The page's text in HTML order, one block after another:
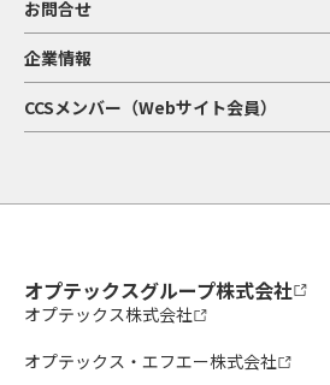
お問合せ
企業情報
CCSメンバー（Webサイト会員）
オプテックスグループ株式会社
オプテックス株式会社
オプテックス・エフエー株式会社